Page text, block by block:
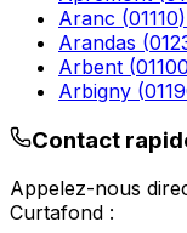
Aranc (01110)
Arandas (
Arbent (01100
Arbigny (
Contact
Appelez-nous
Curtafond :